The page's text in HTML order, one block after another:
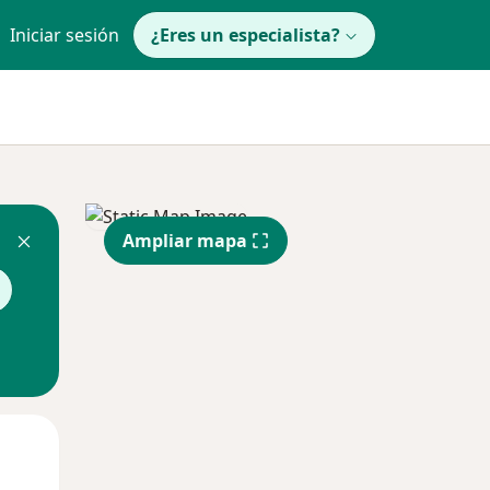
Iniciar sesión ¿Eres un especialista?
Ampliar mapa